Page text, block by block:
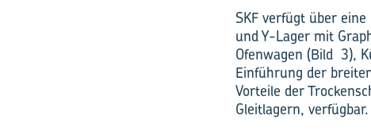
SKF verfügt über
und Y-Lager mit
Ofenwagen (Bild 3),
Einführung der
Vorteile der
Gleitlagern, verfügbar.